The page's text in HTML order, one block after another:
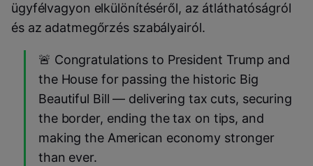
ügyfélvagyon elkülönítéséről, az átláthatóságról
és az adatmegőrzés szabályairól.
🚨 Congratulations to President Trump and
the House for passing the historic Big
Beautiful Bill — delivering tax cuts, securing
the border, ending the tax on tips, and
making the American economy stronger
than ever.